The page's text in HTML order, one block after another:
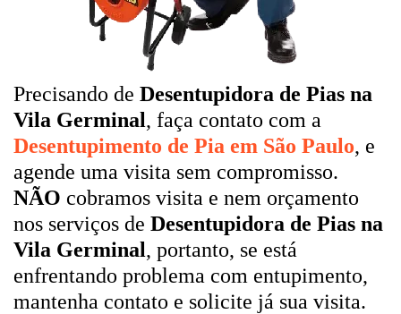
Precisando de Desentupidora de Pias na
Vila Germinal, faça contato com a
Desentupimento de Pia em São Paulo, e
agende uma visita sem compromisso.
NÃO cobramos visita e nem orçamento
nos serviços de Desentupidora de Pias na
Vila Germinal, portanto, se está
enfrentando problema com entupimento,
mantenha contato e solicite já sua visita.